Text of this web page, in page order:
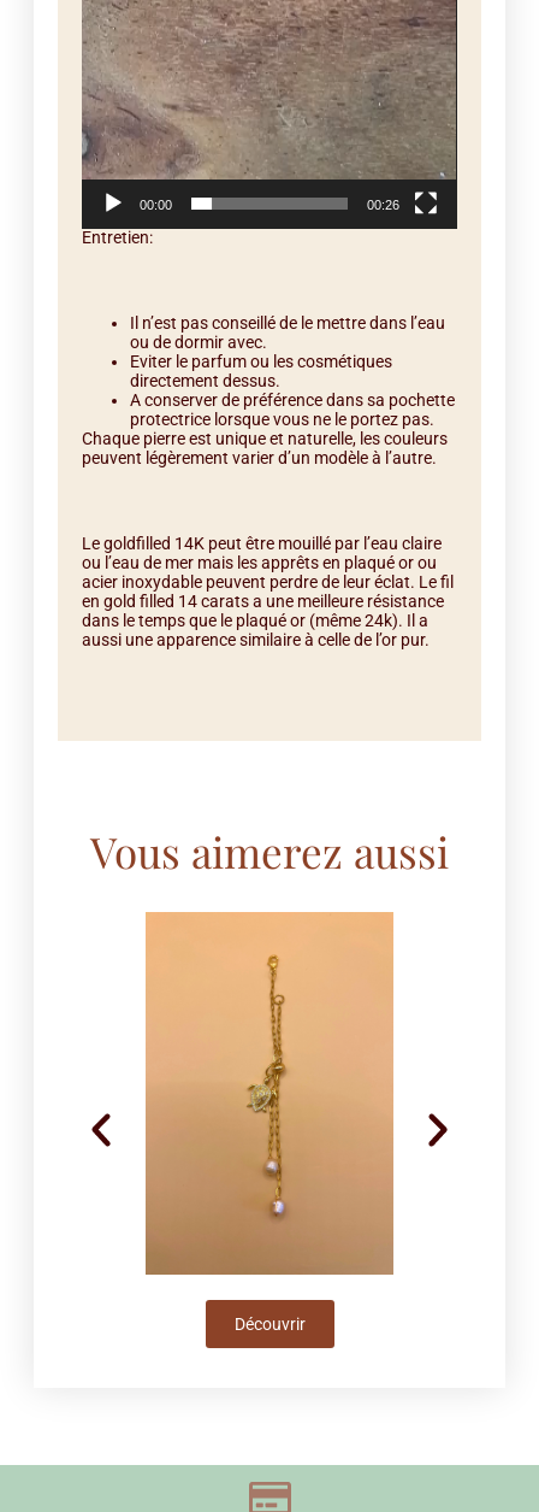
00:00 00:26
Entretien:
Il n’est pas conseillé de le mettre dans l’eau
ou de dormir avec.
Eviter le parfum ou les cosmétiques
directement dessus.
A conserver de préférence dans sa pochette
protectrice lorsque vous ne le portez pas.
Chaque pierre est unique et naturelle, les couleurs
peuvent légèrement varier d’un modèle à l’autre.
Le goldfilled 14K peut être mouillé par l’eau claire
ou l’eau de mer mais les apprêts en plaqué or ou
acier inoxydable peuvent perdre de leur éclat. Le fil
en gold filled 14 carats a une meilleure résistance
dans le temps que le plaqué or (même 24k). Il a
aussi une apparence similaire à celle de l’or pur.
Vous aimerez aussi
Découvrir